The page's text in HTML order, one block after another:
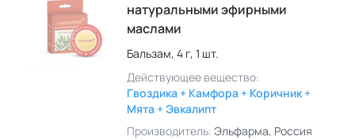
натуральными эфирными
маслами
Бальзам, 4 г, 1 шт.
Действующее вещество:
Гвоздика + Камфора + Коричник +
Мята + Эвкалипт
Производитель: Эльфарма, Россия